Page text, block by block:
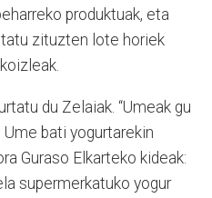
produktuak, eta
zituzten lote horiek
du Zelaiak. “Umeak gu
Ume bati yogurtarekin
Guraso Elkarteko kideak:
supermerkatuko yogur